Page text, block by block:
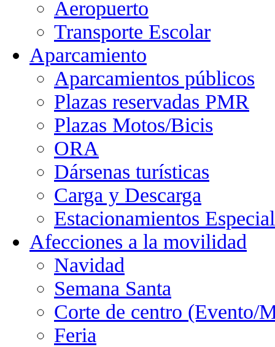
Aeropuerto
Transporte Escolar
Aparcamiento
Aparcamientos públicos
Plazas reservadas PMR
Plazas Motos/Bicis
ORA
Dársenas turísticas
Carga y Descarga
Estacionamientos
Afecciones a la movilidad
Navidad
Semana Santa
Corte de centro (Evento/
Feria